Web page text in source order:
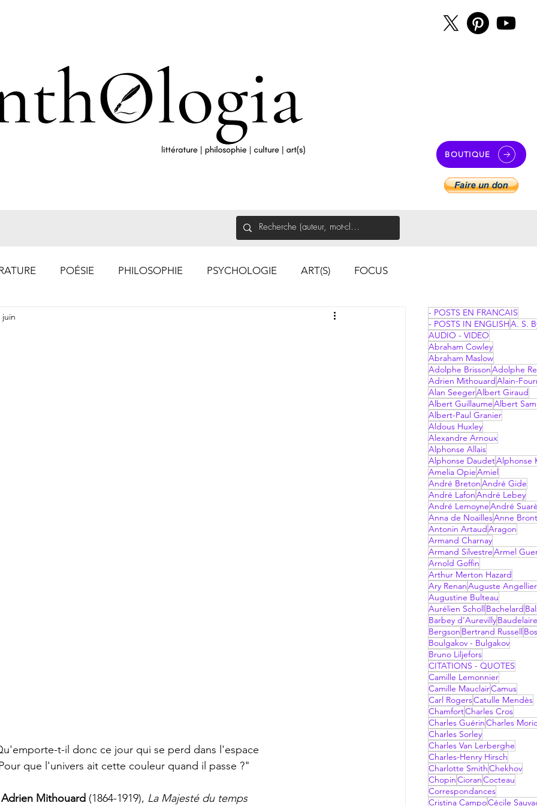
BOUTIQUE
POÉSIE PHILOSOPHIE PSYCHOLOGIE ART(S) FOCUS
juin
t-il donc ce jour qui se perd dans l'espace
que l'univers ait cette couleur quand il passe ?"
Adrien Mithouard (1864-1919), La Majesté du temps
- POSTS EN FRANCAIS
- POSTS IN ENGLISHA. S.
AUDIO - VIDEO
Abraham Cowley
Abraham Maslow
Adolphe BrissonAdolphe
Adrien Mithouard Alain-
Alan SeegerAlbert Giraud
Albert GuillaumeAlbert
Albert-Paul Granier
Aldous Huxley
Alexandre Arnoux
Alphonse Allais
Alphonse DaudetAlphonse
Amelia OpieAmiel
André BretonAndré Gide
André LafonAndré Lebey
André LemoyneAndré
Anna de NoaillesAnne
Antonin Artaud Aragon
Armand Charnay
Armand SilvestreArmel
Arnold Goffin
Arthur Merton Hazard
Ary RenanAuguste Angellier
Augustine Bulteau
Aurélien Scholl Bachelard
Barbey d'AurevillyBaudelaire
Bergson Bertrand Russell
Boulgakov - Bulgakov
Bruno Liljefors
CITATIONS - QUOTES
Camille Lemonnier
Camille MauclairCamus
Carl RogersCatulle Mendès
ChamfortCharles Cros
Charles GuérinCharles
Charles Sorley
Charles Van Lerberghe
Charles-Henry Hirsch
Charlotte SmithChekhov
ChopinCioranCocteau
Correspondances
Cristina CampoCécile